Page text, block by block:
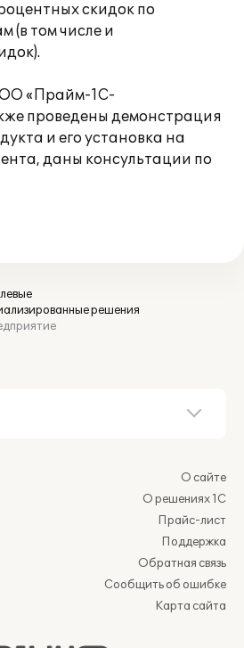
скидок по
(в том числе и
«Прайм-1С-
проведены демонстрация
и его установка на
даны консультации по
решения
О сайте
О решениях 1С
Прайс-лист
Поддержка
Обратная связь
Сообщить об ошибке
Карта сайта